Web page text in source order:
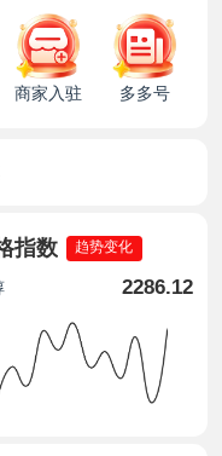
商家入驻 多多号
继续增产
超预期
径
指数 趋势变化
2286.12